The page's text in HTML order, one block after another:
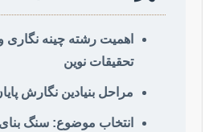
اهمیت رشته چینه نگاری
تحقیقات نوین
مراحل بنیادین نگارش
انتخاب موضوع: سنگ بنای